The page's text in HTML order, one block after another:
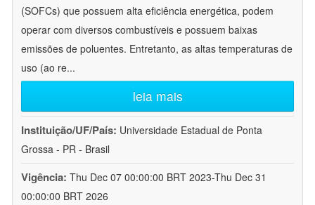
(SOFCs) que possuem alta eficiência energética, podem
operar com diversos combustíveis e possuem baixas
emissões de poluentes. Entretanto, as altas temperaturas de
uso (ao re...
leia mais
Instituição/UF/País: Universidade Estadual de Ponta
Grossa - PR - Brasil
Vigência: Thu Dec 07 00:00:00 BRT 2023-Thu Dec 31
00:00:00 BRT 2026